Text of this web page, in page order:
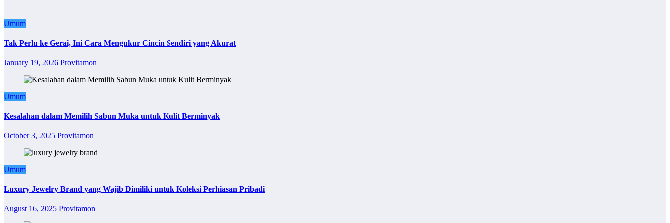
Umum
Tak Perlu ke Gerai, Ini Cara Mengukur Cincin Sendiri yang Akurat
January 19, 2026 Provitamon
Umum
Kesalahan dalam Memilih Sabun Muka untuk Kulit Berminyak
October 3, 2025 Provitamon
Umum
Luxury Jewelry Brand yang Wajib Dimiliki untuk Koleksi Perhiasan Pribadi
August 16, 2025 Provitamon